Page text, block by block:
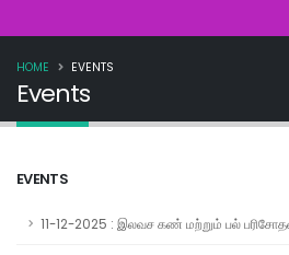
Events
HOME EVENTS
EVENTS
11-12-2025 : இலவச கண் மற்றும் பல்